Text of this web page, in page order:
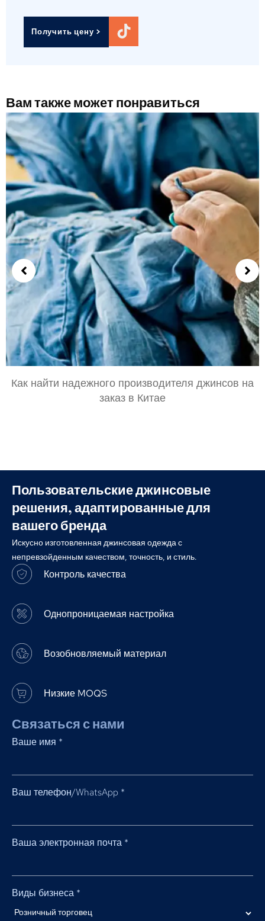
Получить цену >
Вам также может понравиться
Как найти надежного производителя джинсов на
заказ в Китае
Пользовательские джинсовые
решения, адаптированные для
вашего бренда
Искусно изготовленная джинсовая одежда с
непревзойденным качеством, точность, и стиль.
Контроль качества
Однопроницаемая настройка
Возобновляемый материал
Низкие MOQS
Связаться с нами
Ваше имя *
Ваш телефон/WhatsApp *
Ваша электронная почта *
Виды бизнеса *